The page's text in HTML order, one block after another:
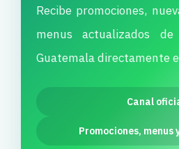
Recibe promociones,
menus actualizados
Guatemala directamente
Canal
Promociones, menus